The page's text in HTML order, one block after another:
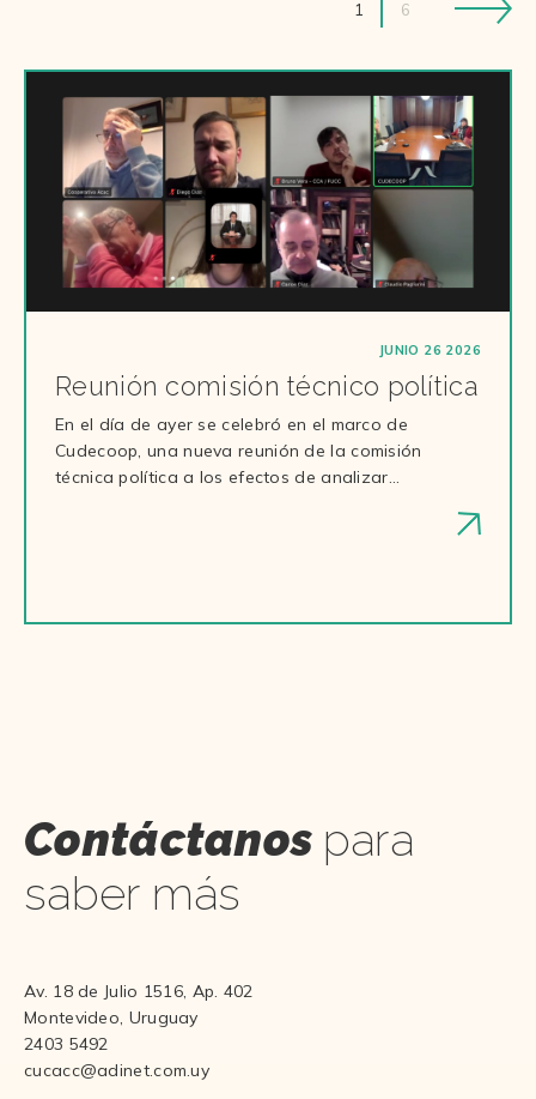
1 6
JUNIO 26 2026
Reunión comisión técnico política
En el día de ayer se celebró en el marco de
Cudecoop, una nueva reunión de la comisión
técnica política a los efectos de analizar…
Contáctanos para
saber más
Av. 18 de Julio 1516, Ap. 402
Montevideo, Uruguay
2403 5492
cucacc@adinet.com.uy